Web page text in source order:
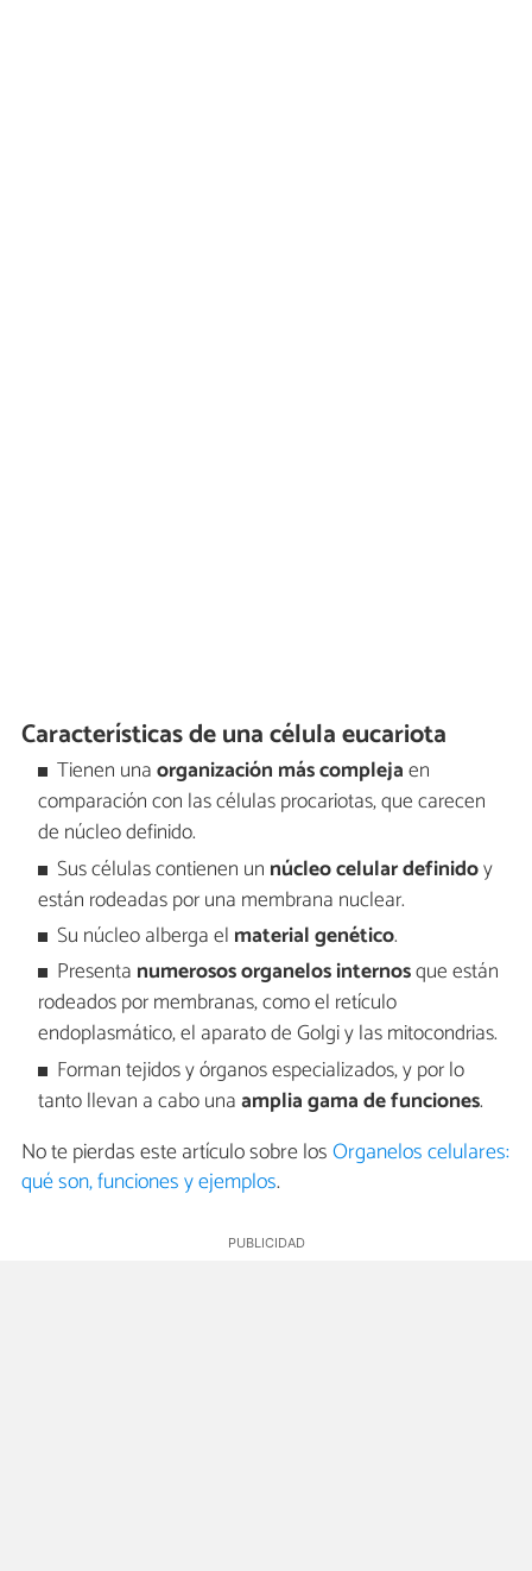
Características de una célula eucariota
Tienen unaorganización más complejaen
comparación con las células procariotas, que carecen
de núcleo definido.
Sus células contienen un núcleo celular definidoy
están rodeadas por una membrana nuclear.
Su núcleo alberga el material genético.
Presenta numerosos organelos internosque están
rodeados por membranas, como el retículo
endoplasmático, el aparato de Golgi y las mitocondrias.
Forman tejidos y órganos especializados, y por lo
tanto llevan a cabo unaamplia gama de funciones.
No te pierdas este artículo sobre losOrganelos celulares:
qué son, funciones y ejemplos.